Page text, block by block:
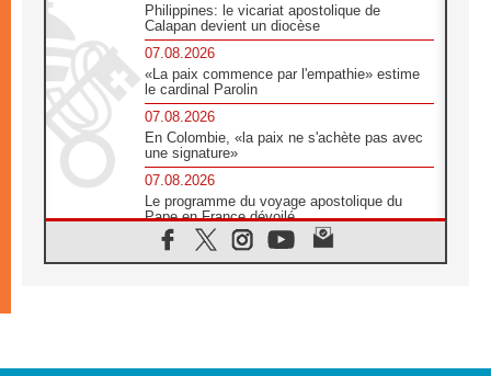
Philippines: le vicariat apostolique de
Calapan devient un diocèse
07.08.2026
«La paix commence par l'empathie» estime
le cardinal Parolin
07.08.2026
En Colombie, «la paix ne s'achète pas avec
une signature»
07.08.2026
Le programme du voyage apostolique du
Pape en France dévoilé
07.08.2026
1ère Conférence continentale sur l'éducation
07.08.2026